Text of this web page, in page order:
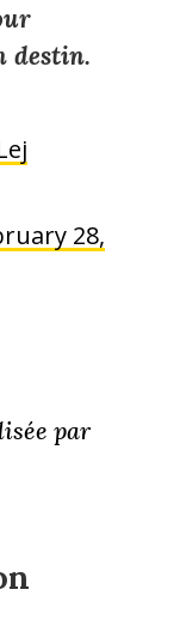
destin.
28,
par